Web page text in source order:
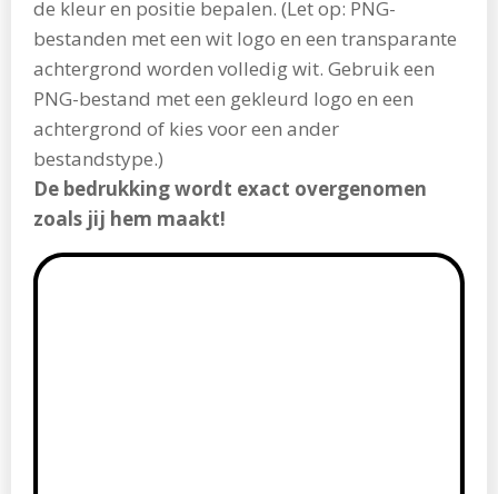
de kleur en positie bepalen. (Let op: PNG-
bestanden met een wit logo en een transparante
achtergrond worden volledig wit. Gebruik een
PNG-bestand met een gekleurd logo en een
achtergrond of kies voor een ander
bestandstype.)
De bedrukking wordt exact overgenomen
zoals jij hem maakt!